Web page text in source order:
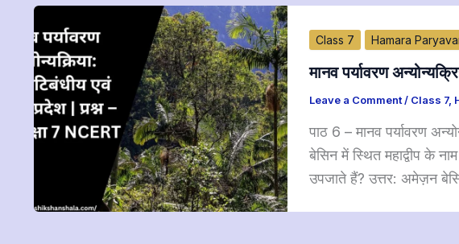
Class 7 Hamara
मानव पर्यावरण
Leave a Comment/ Class 7,
पाठ 6 – मानव पर्यावरण
बेसिन में स्थित महाद्वीप के
उपजाते हैं? उत्तर: अमेज़न